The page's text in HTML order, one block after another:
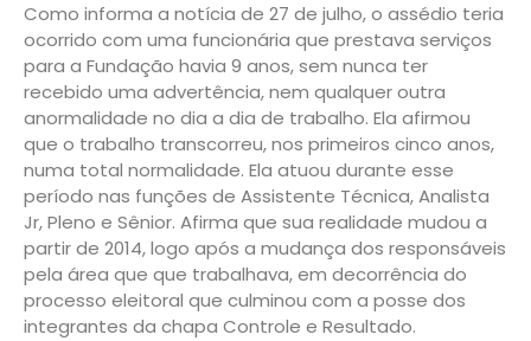
Como informa a notícia de 27 de julho, o assédio teria
ocorrido com uma funcionária que prestava serviços
para a Fundação havia 9 anos, sem nunca ter
recebido uma advertência, nem qualquer outra
anormalidade no dia a dia de trabalho. Ela afirmou
que o trabalho transcorreu, nos primeiros cinco anos,
numa total normalidade. Ela atuou durante esse
período nas funções de Assistente Técnica, Analista
Jr, Pleno e Sênior. Afirma que sua realidade mudou a
partir de 2014, logo após a mudança dos responsáveis
pela área que que trabalhava, em decorrência do
processo eleitoral que culminou com a posse dos
integrantes da chapa Controle e Resultado.